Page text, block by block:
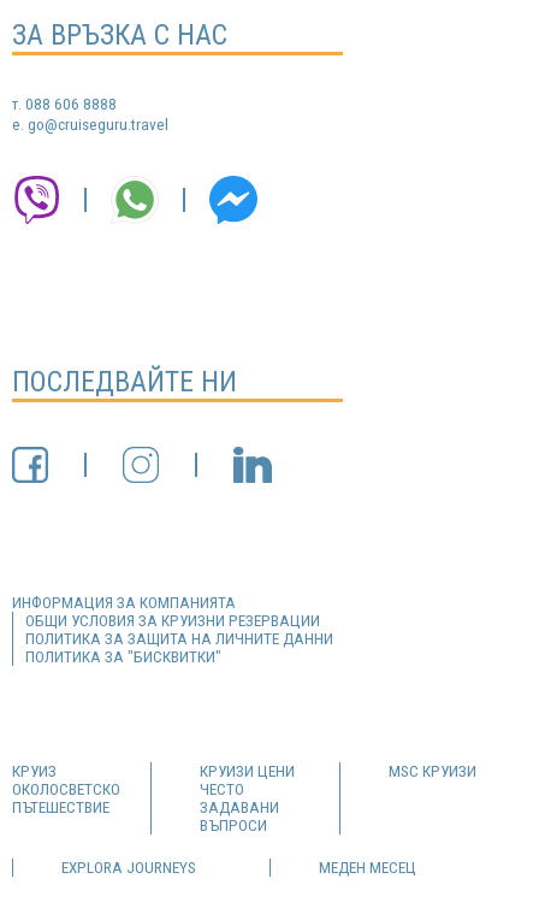
ЗА ВРЪЗКА С НАС
т. 088 606 8888
е. go@cruiseguru.travel
ПОСЛЕДВАЙТЕ НИ
ИНФОРМАЦИЯ ЗА КОМПАНИЯТА
ОБЩИ УСЛОВИЯ ЗА КРУИЗНИ РЕЗЕРВАЦИИ
ПОЛИТИКА ЗА ЗАЩИТА НА ЛИЧНИТЕ ДАННИ
ПОЛИТИКА ЗА "БИСКВИТКИ"
КРУИЗ
ОКОЛОСВЕТСКО
ПЪТЕШЕСТВИЕ
КРУИЗИ ЦЕНИ
ЧЕСТО
ЗАДАВАНИ
ВЪПРОСИ
MSC КРУИЗИ
EXPLORA JOURNEYS МЕДЕН МЕСЕЦ